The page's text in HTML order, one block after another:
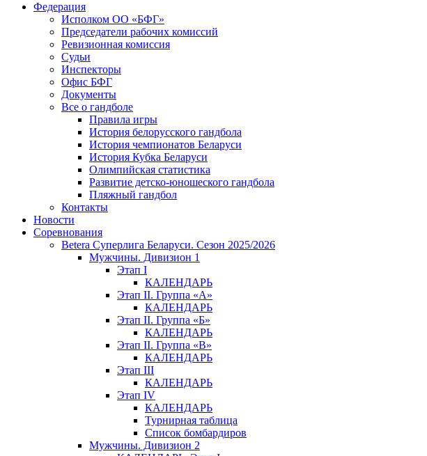
Федерация
Исполком ОО «БФГ»
Председатели рабочих комиссий
Ревизионная комиссия
Судьи
Инспекторы
Офис БФГ
Документы
Все о гандболе
Правила игры
История белорусского гандбола
История чемпионатов Беларуси
История Кубка Беларуси
Олимпийская статистика
Развитие детско-юношеского гандбола
Пляжный гандбол
Контакты
Новости
Соревнования
Betera Суперлига Беларуси. Сезон 2025/2026
Мужчины. Дивизион 1
Этап I
КАЛЕНДАРЬ
Этап II. Группа «А»
КАЛЕНДАРЬ
Этап II. Группа «Б»
КАЛЕНДАРЬ
Этап II. Группа «В»
КАЛЕНДАРЬ
Этап III
КАЛЕНДАРЬ
Этап IV
КАЛЕНДАРЬ
Турнирная таблица
Список бомбардиров
Мужчины. Дивизион 2